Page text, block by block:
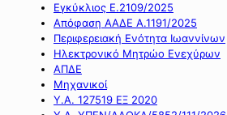
Εγκύκλιος Ε.2109/2025
Απόφαση ΑΑΔΕ Α.1191/2025
Περιφερειακή Ενότητα Ιωαννίνων
Ηλεκτρονικό Μητρώο Ενεχύρων
ΑΠΔΕ
Μηχανικοί
Υ.Α. 127519 ΕΞ 2020